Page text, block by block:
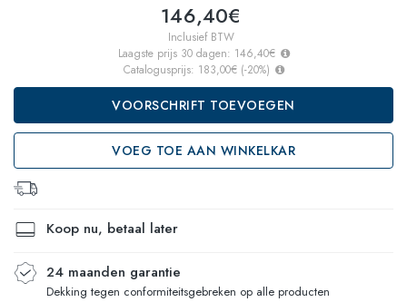
146,40€
Inclusief BTW
Laagste prijs 30 dagen: 146,40€
Catalogusprijs: 183,00€(-20%)
VOORSCHRIFT TOEVOEGEN
VOEG TOE AAN WINKELKAR
Koop nu, betaal later
24 maanden garantie
Dekking tegen conformiteitsgebreken op alle producten